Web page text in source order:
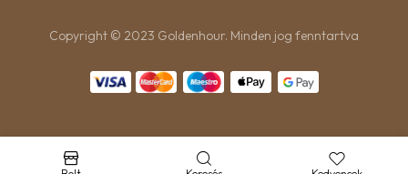
Copyright © 2023 Goldenhour. Minden jog fenntartva